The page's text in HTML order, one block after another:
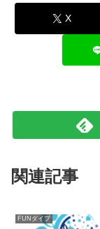
X
関連記事
FUNダイブ